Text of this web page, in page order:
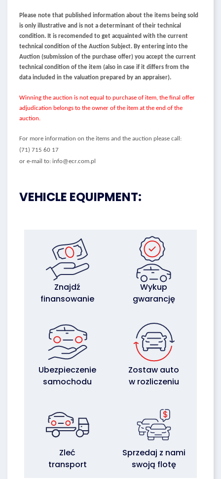
Please note that published information about the items being sold
is only illustrative and is not a determinant of their technical
condition. It is recomended to get acquainted with the current
technical condition of the Auction Subject. By entering into the
Auction (submission of the purchase offer) you accept the current
technical condition of the item (also in case if it differs from the
data included in the valuation prepared by an appraiser).
Winning the auction is not equal to purchase of item, the final offer
adjudication belongs to the owner of the item at the end of the
auction.
For more information on the items and the auction please call:
(71) 715 60 17
or e-mail to: info@ecr.com.pl
VEHICLE EQUIPMENT:
Znajdź
finansowanie
Wykup
gwarancję
Ubezpieczenie
samochodu
Zostaw auto
w rozliczeniu
Zleć
transport
Sprzedaj z nami
swoją flotę